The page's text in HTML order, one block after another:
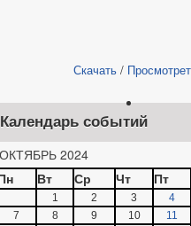
Скачать/
Календарь событий
ОКТЯБРЬ 2024
Вт Ср Чт Пт
1 2 3 4
7
8 9 10 11